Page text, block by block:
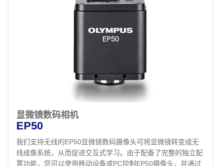
显微镜数码相机
EP50
我们支持无线的EP50显微镜数码摄像头可将显微镜转变成无
线成像系统，从而促进交互式学习。由于配备了完整的独立配
置功能，您可以使用移动设备或PC控制EP50摄像头，并通过